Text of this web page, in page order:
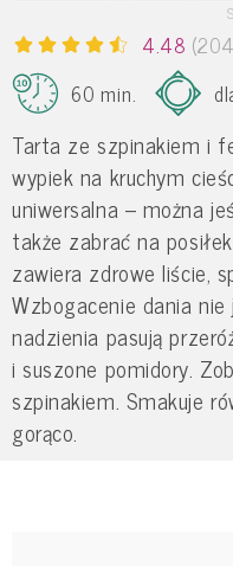
4.48
60 min.
Tarta ze szpinakiem i
wypiek na kruchym
uniwersalna – można
także zabrać na
zawiera zdrowe liście,
Wzbogacenie dania
nadzienia pasują
i suszone pomidory.
szpinakiem. Smakuje
gorąco.